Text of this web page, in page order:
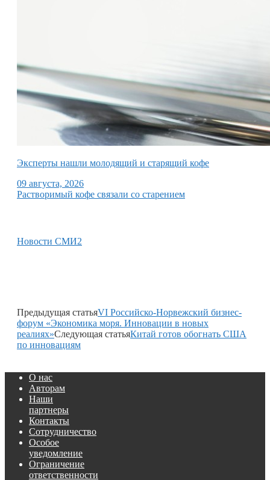
Эксперты нашли молодящий и старящий кофе
09 августа, 2026
Растворимый кофе связали со старением
Новости СМИ2
Предыдущая статьяVI Российско-Норвежский бизнес-
форум «Экономика моря. Инновации в новых
реалиях»Следующая статьяКитай готов обогнать США
по инновациям
О нас
Авторам
Наши
партнеры
Контакты
Сотрудничество
Особое
уведомление
Ограничение
ответственности